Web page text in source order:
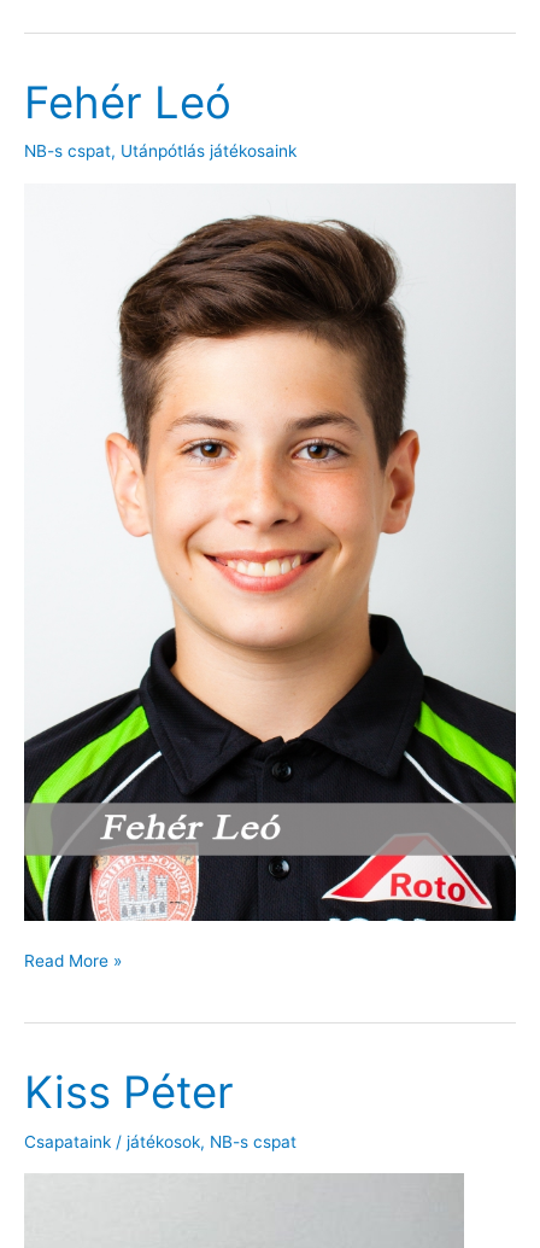
Ákos
elnök
Fehér Leó
NB-s cspat, Utánpótlás játékosaink
Fehér
Read More »
Kiss Péter
Csapataink / játékosok, NB-s cspat